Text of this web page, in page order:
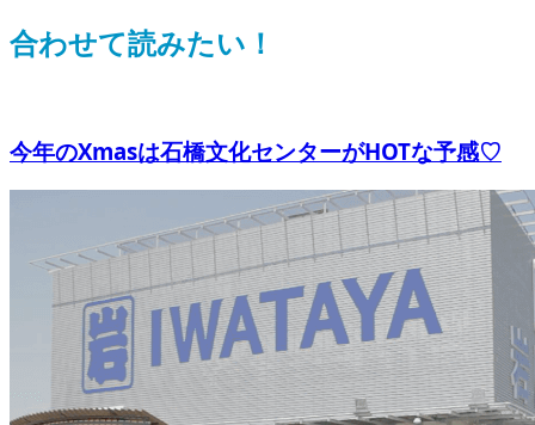
合わせて読みたい！
今年のXmasは石橋文化センターがHOTな予感♡